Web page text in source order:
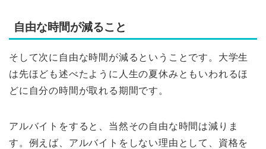
自由な時間が減ること
そして次に自由な時間が減るということです。大学生
は先ほども述べたように人生の夏休みともいわれるほ
どに自分の時間が取れる期間です。
アルバイトをすると、当然その自由な時間は減りま
す。例えば、アルバイトをしない理由として、資格を